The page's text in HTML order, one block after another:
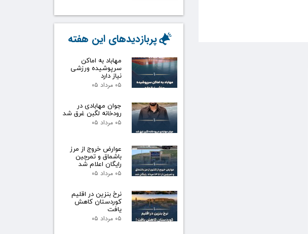
مهاباد به اماکن
سرپوشیده ورزشی
نیاز دارد
۰۵ مرداد ۰۵
جوان مهابادی در
رودخانه لگبن غرق شد
۰۵ مرداد ۰۵
عوارض خروج از مرز
باشماق و تمرچین
رایگان اعلام شد
۰۵ مرداد ۰۵
نرخ بنزین در اقلیم
کوردستان کاهش
یافت
۰۵ مرداد ۰۵
پربازدیدهای این هفته